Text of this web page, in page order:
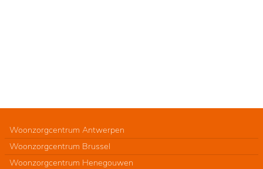
Woonzorgcentrum Antwerpen
Woonzorgcentrum Brussel
Woonzorgcentrum Henegouwen